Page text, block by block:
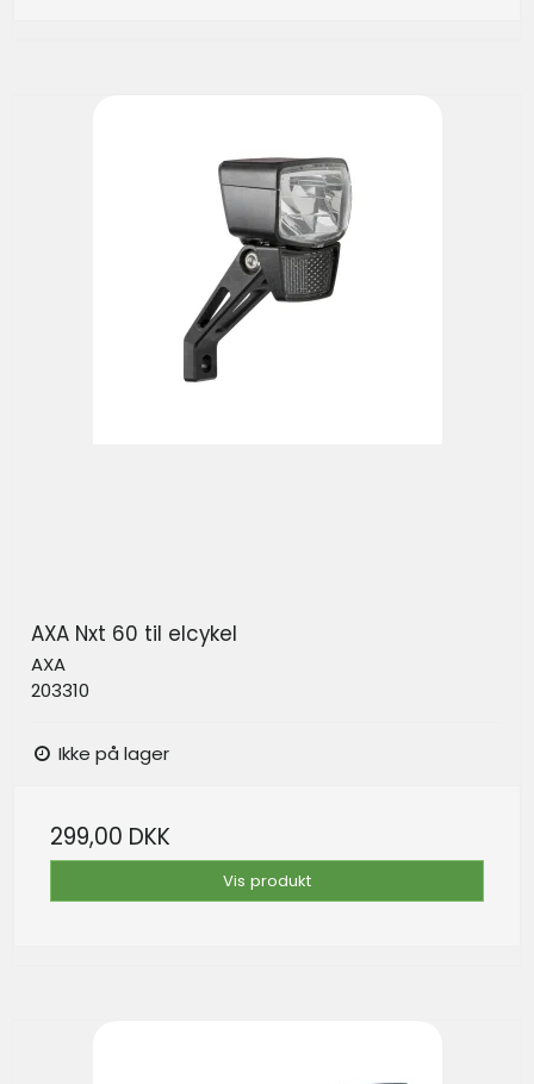
AXA Nxt 60 til elcykel
AXA
203310
Ikke på lager
299,00 DKK
Vis produkt